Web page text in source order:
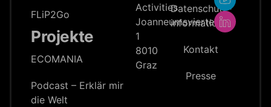
FLiP2Go
Projekte
ECOMANIA
Podcast – Erklär mir
die Welt
Activities
Joanneumsviertel
1
8010
Graz
Datenschutz­
information
Kontakt
Presse